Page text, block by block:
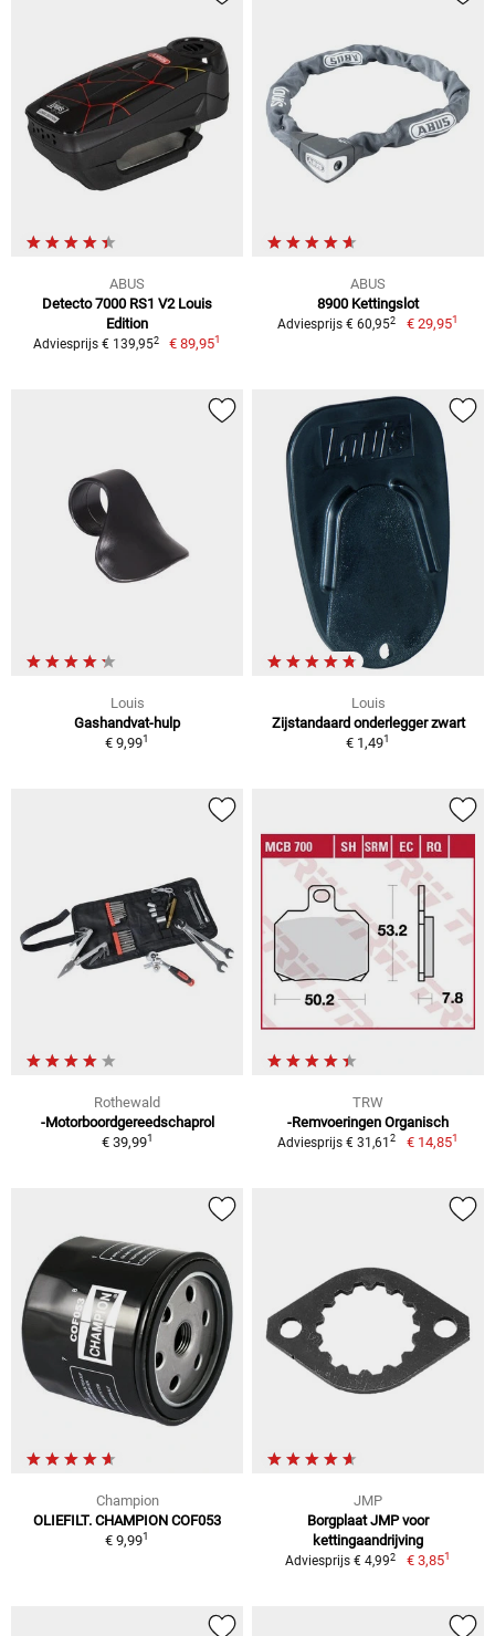
ABUS
Detecto 7000 RS1 V2 Louis
Edition
Adviesprijs € 139,952 € 89,951
ABUS
8900 Kettingslot
Adviesprijs € 60,952 € 29,951
Louis
Gashandvat-hulp
€ 9,991
Louis
Zijstandaard onderlegger zwart
€ 1,491
Rothewald
-Motorboordgereedschaprol
€ 39,991
TRW
-Remvoeringen Organisch
Adviesprijs € 31,612 € 14,851
Champion
OLIEFILT. CHAMPION COF053
€ 9,991
JMP
Borgplaat JMP voor
kettingaandrijving
Adviesprijs € 4,992 € 3,851